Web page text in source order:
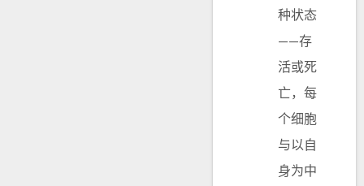
种状态
——存
活或死
亡，每
个细胞
与以自
身为中